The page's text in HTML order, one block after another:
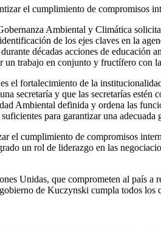
el cumplimiento de compromisos
Ambiental y Climática
de los ejes claves en la
décadas acciones de educación
un trabajo en conjunto y fructífero con
el fortalecimiento de la
secretaría y que las secretarías
Ambiental definida y ordena las
para garantizar una adecuada
el cumplimiento de compromisos
un rol de liderazgo en las
Unidas, que comprometen al país
de Kuczynski cumpla todos los